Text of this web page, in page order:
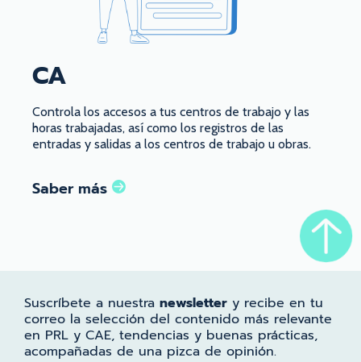
CA
Controla los accesos a tus centros de trabajo y las
horas trabajadas, así como los registros de las
entradas y salidas a los centros de trabajo u obras.
Saber más
Suscríbete a nuestra newsletter y recibe en tu
correo la selección del contenido más relevante
en PRL y CAE, tendencias y buenas prácticas,
acompañadas de una pizca de opinión.